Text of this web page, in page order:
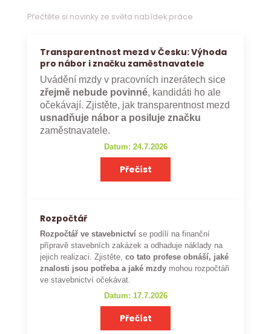
Přečtěte si novinky ze světa nabídek práce
Transparentnost mezd v Česku: Výhoda
pro nábor i značku zaměstnavatele
Uvádění mzdy v pracovních inzerátech sice
zřejmě nebude povinné, kandidáti ho ale
očekávají. Zjistěte, jak transparentnost mezd
usnadňuje nábor a posiluje značku
zaměstnavatele.
Datum: 24.7.2026
Přečíst
Rozpočtář
Rozpočtář ve stavebnictví se podílí na finanční
přípravě stavebních zakázek a odhaduje náklady na
jejich realizaci. Zjistěte,co tato profese obnáší, jaké
znalosti jsou potřeba a jaké mzdy mohou rozpočtáři
ve stavebnictví očekávat.
Datum: 17.7.2026
Přečíst